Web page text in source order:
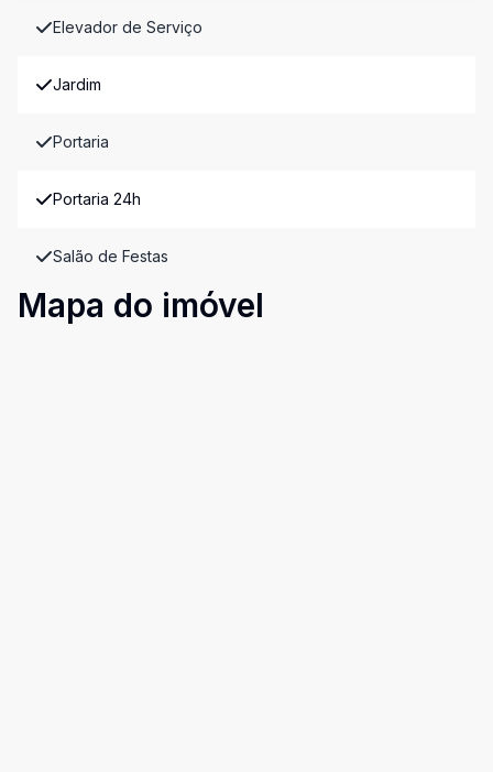
Elevador de Serviço
Jardim
Portaria
Portaria 24h
Salão de Festas
Mapa do imóvel